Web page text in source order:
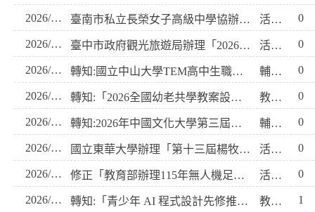
2026/08/04 臺南市私立長榮女子高級中學協辦「2026第12屆港都盃海洋永續餐飲創意大賽」，請惠予公告並鼓勵學生踴躍報名參加，詳如說 明， 請查照。 活動組 0
2026/08/04 臺中市政府觀光旅遊局辦理「2026臺中國際踩舞嘉年 華─全民踩舞趣味競賽」報名簡章中、英文版各1份，請 鼓勵所屬踴躍報名參加，請查照。 活動組 0
2026/07/31 轉知:國立中山大學TEM高中生職涯發展線上系列講座 輔導室 0
2026/07/31 轉知:「2026全國幼老共學教案設計暨教學成果競賽」 教學組 0
2026/07/30 轉知:2026年中國文化大學第三屆『世界大學問』高中職及五專簡報比賽暨學系探索闖關活動 輔導室 0
2026/07/23 國立東華大學辦理「第十三屆楊牧文學獎」徵文簡章及宣傳海 報各乙份，敬請惠予公告周知，並鼓勵貴校（貴院系所） 學生踴躍投稿，請查照。 活動組 0
2026/07/23 修正「教育部辦理115年無人機足球競賽實施計畫」， 請協助公告及轉知參賽學校、隊伍，請查照。 活動組 0
2026/07/20 轉知:「青少年 AI 程式設計先修推廣計畫」 教學組 1